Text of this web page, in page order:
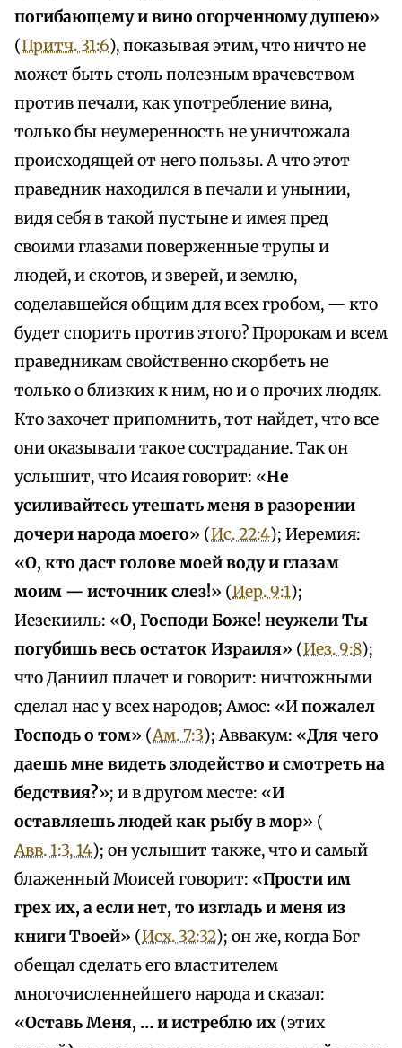
погибающему и вино огорченному душею»
(Притч. 31:6), показывая этим, что ничто не
может быть столь полезным врачевством
против печали, как употребление вина,
только бы неумеренность не уничтожала
происходящей от него пользы. А что этот
праведник находился в печали и унынии,
видя себя в такой пустыне и имея пред
своими глазами поверженные трупы и
людей, и скотов, и зверей, и землю,
соделавшейся общим для всех гробом, — кто
будет спорить против этого? Пророкам и всем
праведникам свойственно скорбеть не
только о близких к ним, но и о прочих людях.
Кто захочет припомнить, тот найдет, что все
они оказывали такое сострадание. Так он
услышит, что Исаия говорит: «Не
усиливайтесь утешать меня в разорении
дочери народа моего» (Ис. 22:4); Иеремия:
«О, кто даст голове моей воду и глазам
моим — источник слез!» (Иер. 9:1);
Иезекииль: «О, Господи Боже! неужели Ты
погубишь весь остаток Израиля» (Иез. 9:8);
что Даниил плачет и говорит: ничтожными
сделал нас у всех народов; Амос: «Ипожалел
Господь о том» (Ам. 7:3); Аввакум: «Для чего
даешь мне видеть злодейство и смотреть на
бедствия?»; и в другом месте: «И
оставляешь людей как рыбу в мор» (
Авв. 1:3, 14); он услышит также, что и самый
блаженный Моисей говорит: «Прости им
грех их, а если нет, то изгладь и меня из
книги Твоей» (Исх. 32:32); он же, когда Бог
обещал сделать его властителем
многочисленнейшего народа и сказал:
«Оставь Меня, … и истреблю их (этих